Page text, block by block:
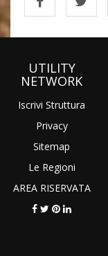
UTILITY
NETWORK
Iscrivi Struttura
Privacy
Sitemap
Le Regioni
AREA RISERVATA